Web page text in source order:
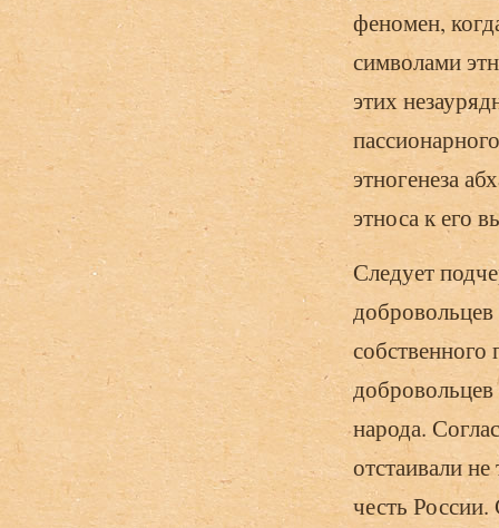
феномен,
символами
этих
этногенеза
этноса к его
Следует
добровольцев
добровольцев
народа.
отстаивали
честь России.